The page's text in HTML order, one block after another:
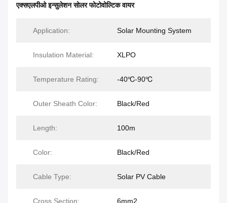
एक्सएलपीओ इन्सुलेशन सोलर फोटोवोल्टिक वायर
Application: Solar Mounting System
Insulation Material: XLPO
Temperature Rating: -40℃-90℃
Outer Sheath Color: Black/Red
Length: 100m
Color: Black/Red
Cable Type: Solar PV Cable
Cross Section: 6mm2